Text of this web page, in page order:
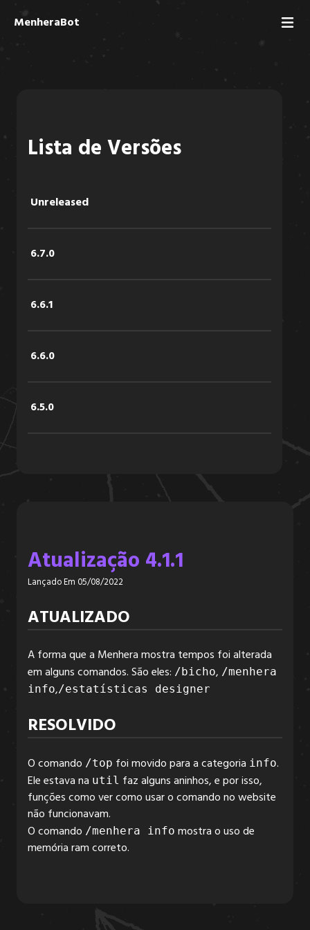
MenheraBot
Lista de Versões
Unreleased
6.7.0
6.6.1
6.6.0
6.5.0
6.4.0
6.3.3
6.3.2
6.3.1
6.3.0
6.2.6
Atualização 4.1.1
Lançado Em 05/08/2022
ATUALIZADO
A forma que a Menhera mostra tempos foi alterada
em alguns comandos. São eles: /bicho, /menhera
info,/estatísticas designer
RESOLVIDO
O comando /top foi movido para a categoria info.
Ele estava na util faz alguns aninhos, e por isso,
funções como ver como usar o comando no website
não funcionavam.
O comando /menhera info mostra o uso de
memória ram correto.